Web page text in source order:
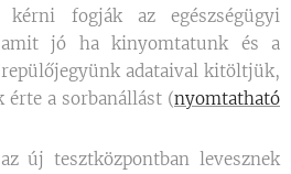
kérni fogják az egészségügyi
jó ha kinyomtatunk és a
adataival kitöltjük,
a sorbanállást (nyomtatható
új tesztközpontban levesznek